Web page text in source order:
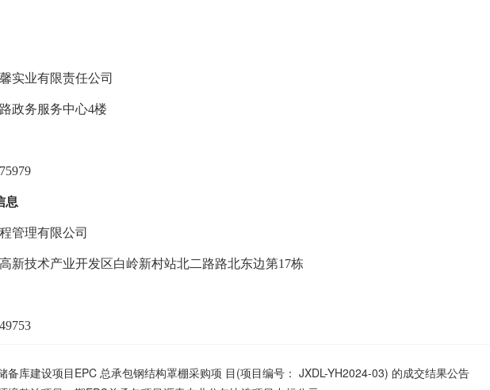
实业有限责任公司
政务服务中心4楼
息
管理有限公司
新技术产业开发区白岭新村站北二路路北东边第17栋
备库建设项目EPC 总承包钢结构罩棚采购项 目(项目编号： JXDL-YH2024-03) 的成交结果公告